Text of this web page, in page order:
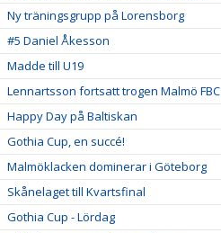
Ny träningsgrupp på Lorensborg
#5 Daniel Åkesson
Madde till U19
Lennartsson fortsatt trogen Malmö FBC
Happy Day på Baltiskan
Gothia Cup, en succé!
Malmöklacken dominerar i Göteborg
Skånelaget till Kvartsfinal
Gothia Cup - Lördag